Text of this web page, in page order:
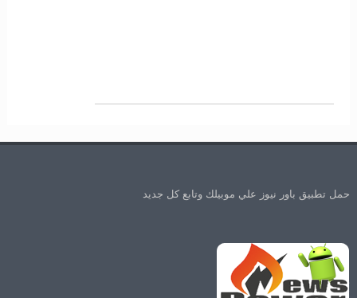
حمل تطبيق باور نيوز علي موبيلك وتابع كل جديد